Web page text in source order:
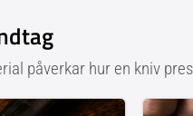
påverkar hur en kniv